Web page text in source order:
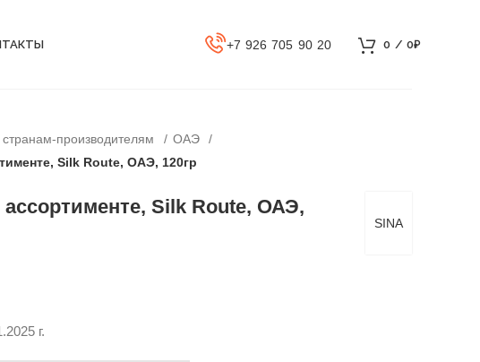
+7 926 705 90 20 0 / 0₽
производителям
ОАЭ
Silk Route, ОАЭ, 120гр
SINA
Silk Route, ОАЭ,
г.